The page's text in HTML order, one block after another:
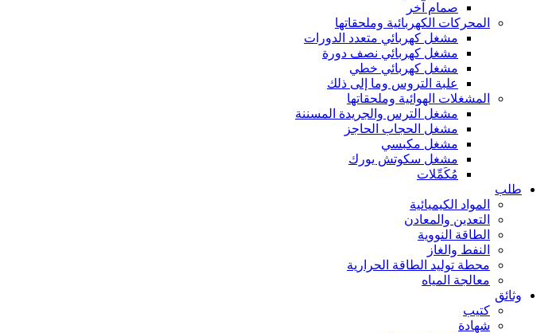
صمام آخر
المحركات الكهربائية وملحقاتها
مشغل كهربائي متعدد الدورات
مشغل كهربائي نصف دورة
مشغل كهربائي خطي
علبة التروس وما إلى ذلك
المشغلات الهوائية وملحقاتها
مشغل الترس والجريدة المسننة
مشغل الحجاب الحاجز
مشغل مكبسي
مشغل سكوتش يورك
مُكَمِّلات
طلب
المواد الكيميائية
التعدين والمعادن
الطاقة النووية
النفط والغاز
محطة توليد الطاقة الحرارية
معالجة المياه
وثائق
كتيب
شهادة